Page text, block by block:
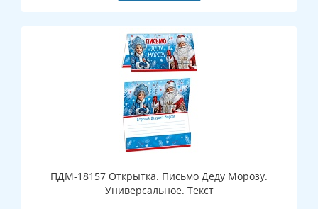
ПДМ-18157 Открытка. Письмо Деду Морозу.
Универсальное. Текст